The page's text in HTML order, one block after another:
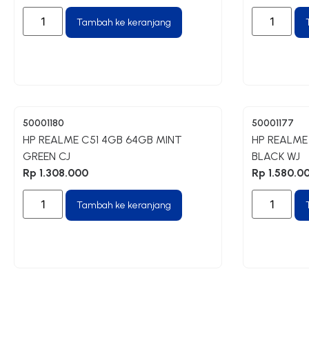
Tambah ke keranjang
50001180
HP REALME C51 4GB 64GB MINT
GREEN CJ
Rp 1.308.000
Tambah ke keranjang
50001177
HP
BLACK WJ
Rp